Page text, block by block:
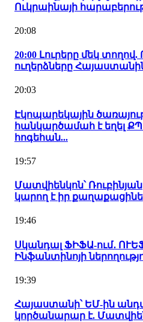
Ուկրաինայի
20:08
20:00 Լուրերը մեկ
ուղերձները
20:03
Էկոպարեկային
հանկարծամահ է եղել
հոգեհան...
19:57
Մատվիենկոն՝
կարող է իր
19:46
Սկանդալ ՖԻՖԱ-ում․
Ինֆանտինոյի
19:39
Հայաստանի՝ ԵՄ-ին
կործանարար է.